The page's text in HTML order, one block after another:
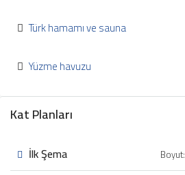
Türk hamamı ve sauna
Yüzme havuzu
Kat Planları
İlk Şema Boyut: